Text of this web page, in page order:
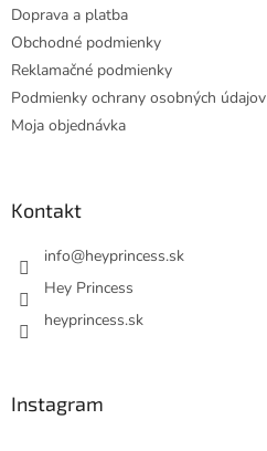
Doprava a platba
Obchodné podmienky
Reklamačné podmienky
Podmienky ochrany osobných údajov
Moja objednávka
Kontakt
info@heyprincess.sk
Hey Princess
heyprincess.sk
Instagram